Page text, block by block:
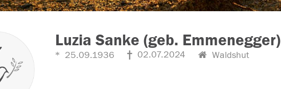
Luzia Sanke (geb. Emmenegger)
25.09.1936 02.07.2024 Waldshut